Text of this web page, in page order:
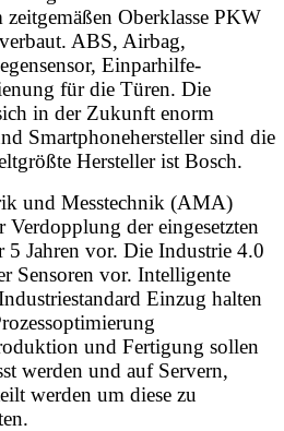
Oberklasse PKW
ABS, Airbag,
Einparhilfe-
für die Türen. Die
in der Zukunft enorm
Smartphonehersteller sind die
Hersteller ist Bosch.
und Messtechnik (AMA)
Verdopplung der eingesetzten
5 Jahren vor. Die Industrie 4.0
Sensoren vor. Intelligente
Einzug halten
und Fertigung sollen
werden und auf Servern,
werden um diese zu